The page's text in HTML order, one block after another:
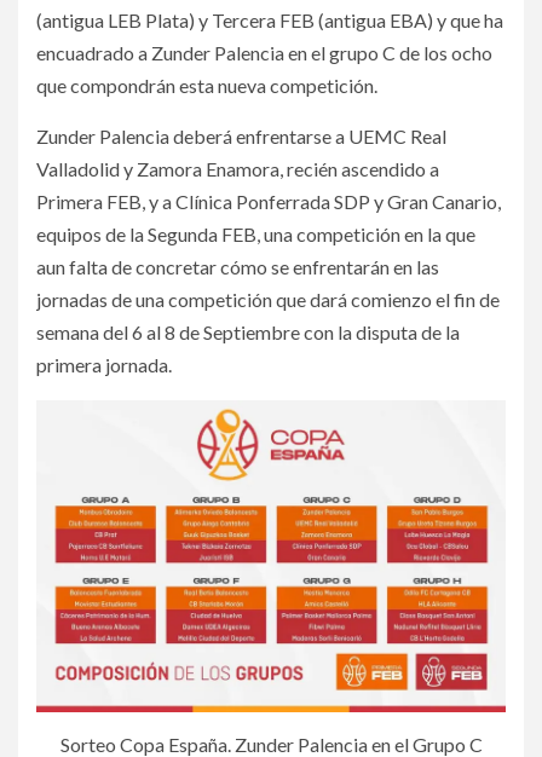
(antigua LEB Plata) y Tercera FEB (antigua EBA) y que ha
encuadrado a Zunder Palencia en el grupo C de los ocho
que compondrán esta nueva competición.
Zunder Palencia deberá enfrentarse a UEMC Real
Valladolid y Zamora Enamora, recién ascendido a
Primera FEB, y a Clínica Ponferrada SDP y Gran Canario,
equipos de la Segunda FEB, una competición en la que
aun falta de concretar cómo se enfrentarán en las
jornadas de una competición que dará comienzo el fin de
semana del 6 al 8 de Septiembre con la disputa de la
primera jornada.
Sorteo Copa España. Zunder Palencia en el Grupo C